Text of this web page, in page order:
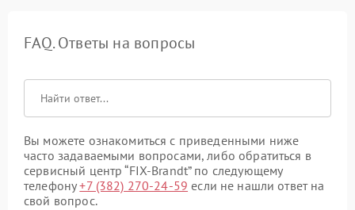
FAQ. Ответы на вопросы
Вы можете ознакомиться с приведенными ниже
часто задаваемыми вопросами, либо обратиться в
сервисный центр “FIX-Brandt” по следующему
телефону+7 (382) 270-24-59 если не нашли ответ на
свой вопрос.